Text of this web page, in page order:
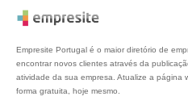
Empresite Portugal é o maior diretório de
encontrar novos clientes através da
atividade da sua empresa. Atualize a página
forma gratuita, hoje mesmo.